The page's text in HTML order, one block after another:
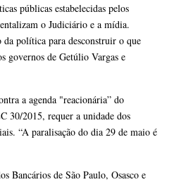
públicas estabelecidas pelos
o Judiciário e a mídia.
política para desconstruir o que
governos de Getúlio Vargas e
a agenda "reacionária” do
30/2015, requer a unidade dos
“A paralisação do dia 29 de maio é
Bancários de São Paulo, Osasco e